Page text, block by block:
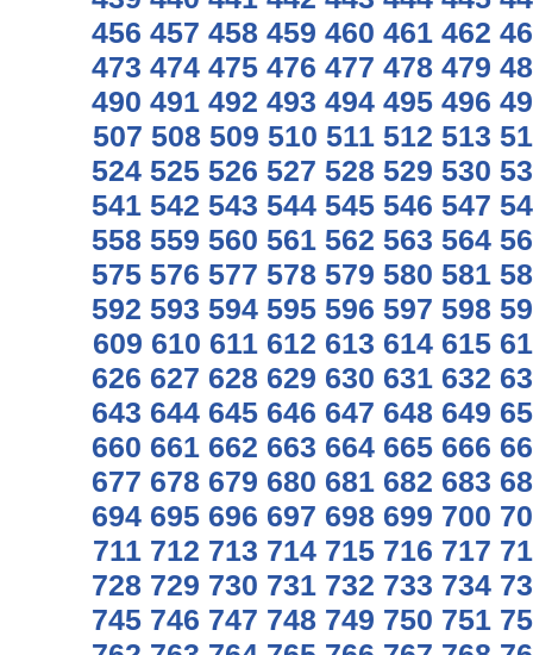
456 457 458 459 460 461 462
473 474 475 476 477 478 479
490 491 492 493 494 495 496
507 508 509 510 511 512 513
524 525 526 527 528 529 530
541 542 543 544 545 546 547
558 559 560 561 562 563 564
575 576 577 578 579 580 581
592 593 594 595 596 597 598
609 610 611 612 613 614 615
626 627 628 629 630 631 632
643 644 645 646 647 648 649
660 661 662 663 664 665 666
677 678 679 680 681 682 683
694 695 696 697 698 699 700
711 712 713 714 715 716 717
728 729 730 731 732 733 734
745 746 747 748 749 750 751